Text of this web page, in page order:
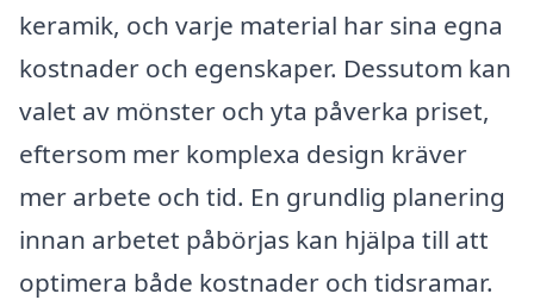
keramik, och varje material har sina egna
kostnader och egenskaper. Dessutom kan
valet av mönster och yta påverka priset,
eftersom mer komplexa design kräver
mer arbete och tid. En grundlig planering
innan arbetet påbörjas kan hjälpa till att
optimera både kostnader och tidsramar.